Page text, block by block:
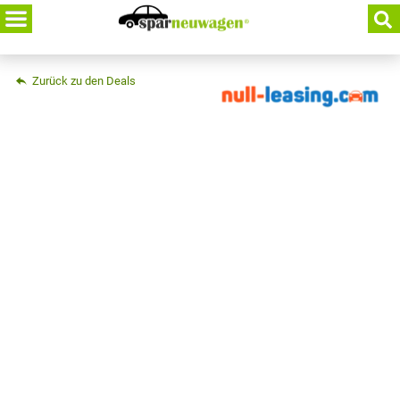
Skip
to
content
Zurück zu den Deals